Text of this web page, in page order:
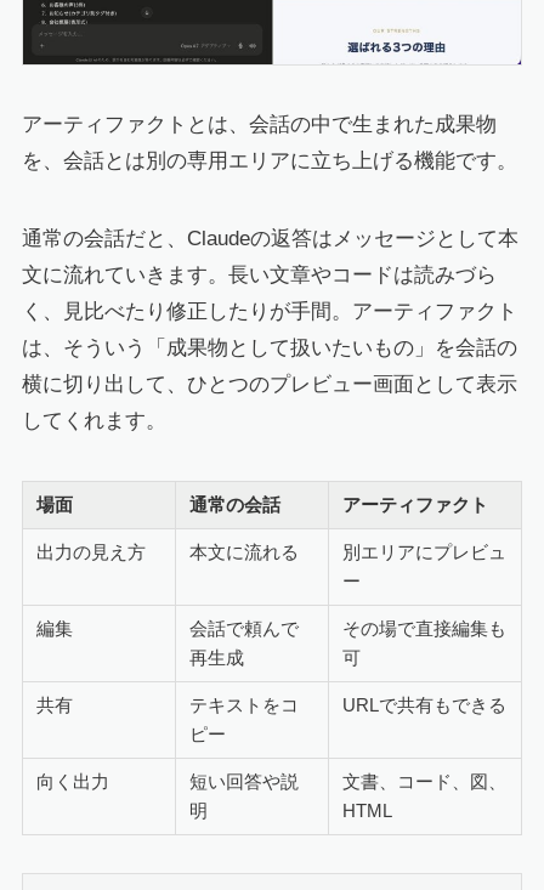
アーティファクトとは、会話の中で生まれた成果物
を、会話とは別の専用エリアに立ち上げる機能です。
通常の会話だと、Claudeの返答はメッセージとして本
文に流れていきます。長い文章やコードは読みづら
く、見比べたり修正したりが手間。アーティファクト
は、そういう「成果物として扱いたいもの」を会話の
横に切り出して、ひとつのプレビュー画面として表示
してくれます。
場面 通常の会話 アーティファクト
出力の見え方 本文に流れる
別エリアにプレビュ
ー
編集
会話で頼んで
再生成
その場で直接編集も
可
共有
テキストをコ
ピー
URLで共有もできる
向く出力
短い回答や説
明
文書、コード、図、
HTML